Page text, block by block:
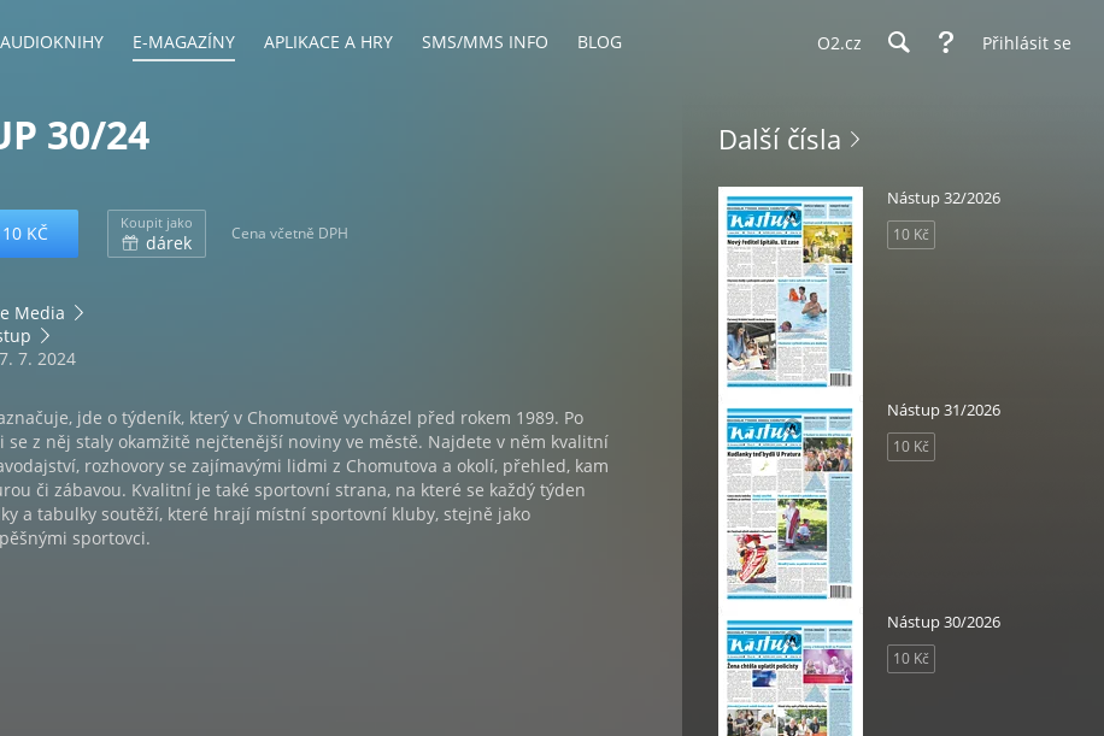
AUDIOKNIHY E-MAGAZÍNY APLIKACE A HRY SMS/MMS INFO BLOG O2.cz Přihlásit se
30/24
KČ Koupit jako
dárek Cena včetně DPH
Media
7. 2024
jde o týdeník, který v Chomutově vycházel před rokem 1989. Po
se z něj staly okamžitě nejčtenější noviny ve městě. Najdete v něm kvalitní
rozhovory se zajímavými lidmi z Chomutova a okolí, přehled, kam
či zábavou. Kvalitní je také sportovní strana, na které se každý týden
a tabulky soutěží, které hrají místní sportovní kluby, stejně jako
sportovci.
Další čísla
Nástup 32/2026
10 Kč
Nástup 31/2026
10 Kč
Nástup 30/2026
10 Kč